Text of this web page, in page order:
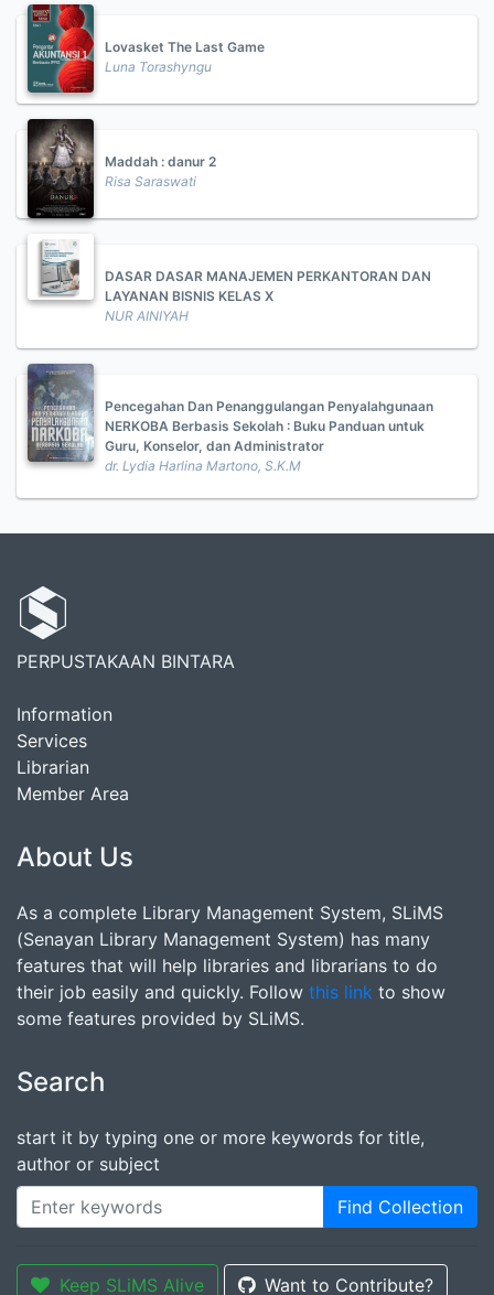
Lovasket The Last Game
Luna Torashyngu
Maddah : danur 2
Risa Saraswati
DASAR DASAR MANAJEMEN PERKANTORAN DAN
LAYANAN BISNIS KELAS X
NUR AINIYAH
Pencegahan Dan Penanggulangan Penyalahgunaan
NERKOBA Berbasis Sekolah : Buku Panduan untuk
Guru, Konselor, dan Administrator
dr. Lydia Harlina Martono, S.K.M
PERPUSTAKAAN BINTARA
Information
Services
Librarian
Member Area
About Us
As a complete Library Management System, SLiMS
(Senayan Library Management System) has many
features that will help libraries and librarians to do
their job easily and quickly. Follow this link to show
some features provided by SLiMS.
Search
start it by typing one or more keywords for title,
author or subject
Find Collection
Keep SLiMS Alive Want to Contribute?